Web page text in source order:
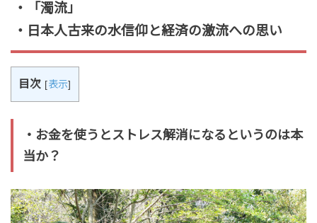
・「濁流」
・日本人古来の水信仰と経済の激流への思い
目次 [表示]
・お金を使うとストレス解消になるというのは本
当か？